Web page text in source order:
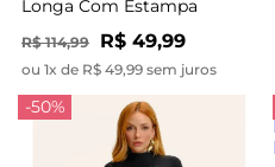
Longa Com Estampa
Endless Marrom
R$ 114,99 R$ 49,99
ou 1x de R$ 49,99 sem juros
-50%